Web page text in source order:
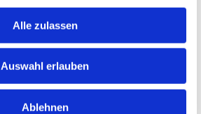
Alle zulassen
Auswahl erlauben
Ablehnen